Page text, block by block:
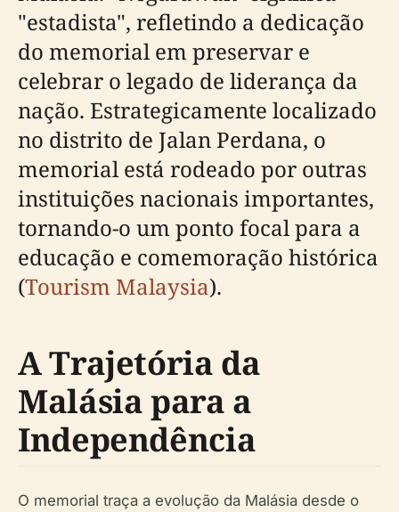
"estadista", refletindo a dedicação
do memorial em preservar e
celebrar o legado de liderança da
nação. Estrategicamente localizado
no distrito de Jalan Perdana, o
memorial está rodeado por outras
instituições nacionais importantes,
tornando-o um ponto focal para a
educação e comemoração histórica
(Tourism Malaysia).
A Trajetória da
Malásia para a
Independência
O memorial traça a evolução da Malásia desde o